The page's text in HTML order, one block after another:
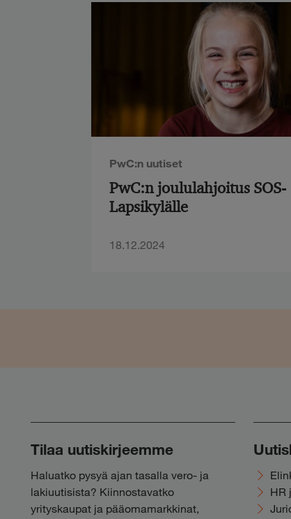
PwC:n uutiset
PwC:n joululahjoitus SOS-
Lapsikylälle
18.12.2024
Tilaa uutiskirjeemme
Haluatko pysyä ajan tasalla vero- ja
lakiuutisista? Kiinnostavatko
yrityskaupat ja pääomamarkkinat,
HR